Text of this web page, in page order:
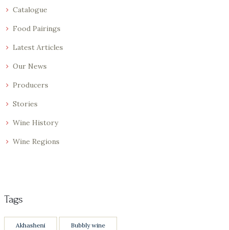
Catalogue
Food Pairings
Latest Articles
Our News
Producers
Stories
Wine History
Wine Regions
Tags
Akhasheni Bubbly wine